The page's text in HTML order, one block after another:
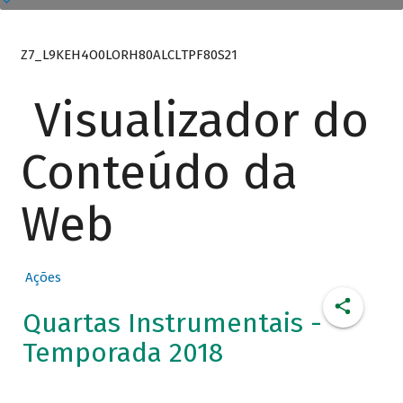
Z7_L9KEH4O0LORH80ALCLTPF80S21
Visualizador do
Conteúdo da
Web
Ações
Quartas Instrumentais -
Temporada 2018